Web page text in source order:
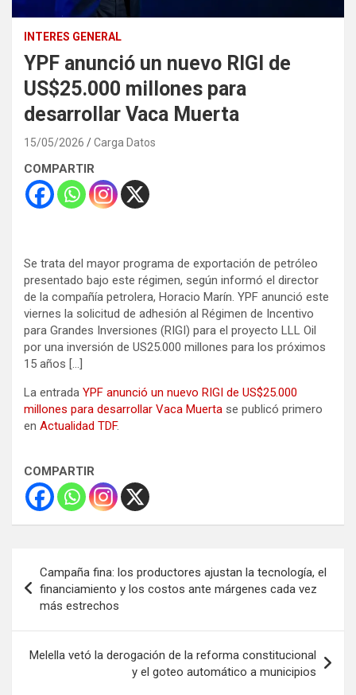
INTERES GENERAL
YPF anunció un nuevo RIGI de
US$25.000 millones para
desarrollar Vaca Muerta
15/05/2026 Carga Datos
COMPARTIR
Se trata del mayor programa de exportación de petróleo
presentado bajo este régimen, según informó el director
de la compañía petrolera, Horacio Marín. YPF anunció este
viernes la solicitud de adhesión al Régimen de Incentivo
para Grandes Inversiones (RIGI) para el proyecto LLL Oil
por una inversión de US25.000 millones para los próximos
15 años […]
La entrada YPF anunció un nuevo RIGI de US$25.000
millones para desarrollar Vaca Muerta se publicó primero
en Actualidad TDF.
COMPARTIR
de
entradas
Campaña fina: los productores ajustan la tecnología, el
financiamiento y los costos ante márgenes cada vez
más estrechos
Melella vetó la derogación de la reforma constitucional
y el goteo automático a municipios